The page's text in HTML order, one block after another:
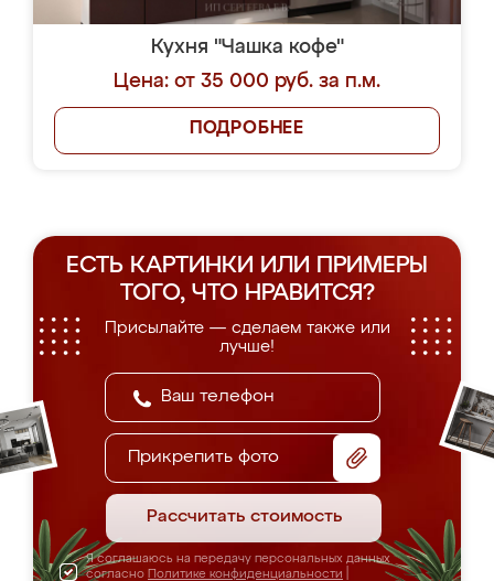
Кухня "Чашка кофе"
Цена: от 35 000 руб. за п.м.
ПОДРОБНЕЕ
ЕСТЬ КАРТИНКИ ИЛИ ПРИМЕРЫ
ТОГО, ЧТО НРАВИТСЯ?
Присылайте — сделаем также или
лучше!
Прикрепить фото
Рассчитать стоимость
Я соглашаюсь на передачу персональных данных
согласно Политике конфиденциальности